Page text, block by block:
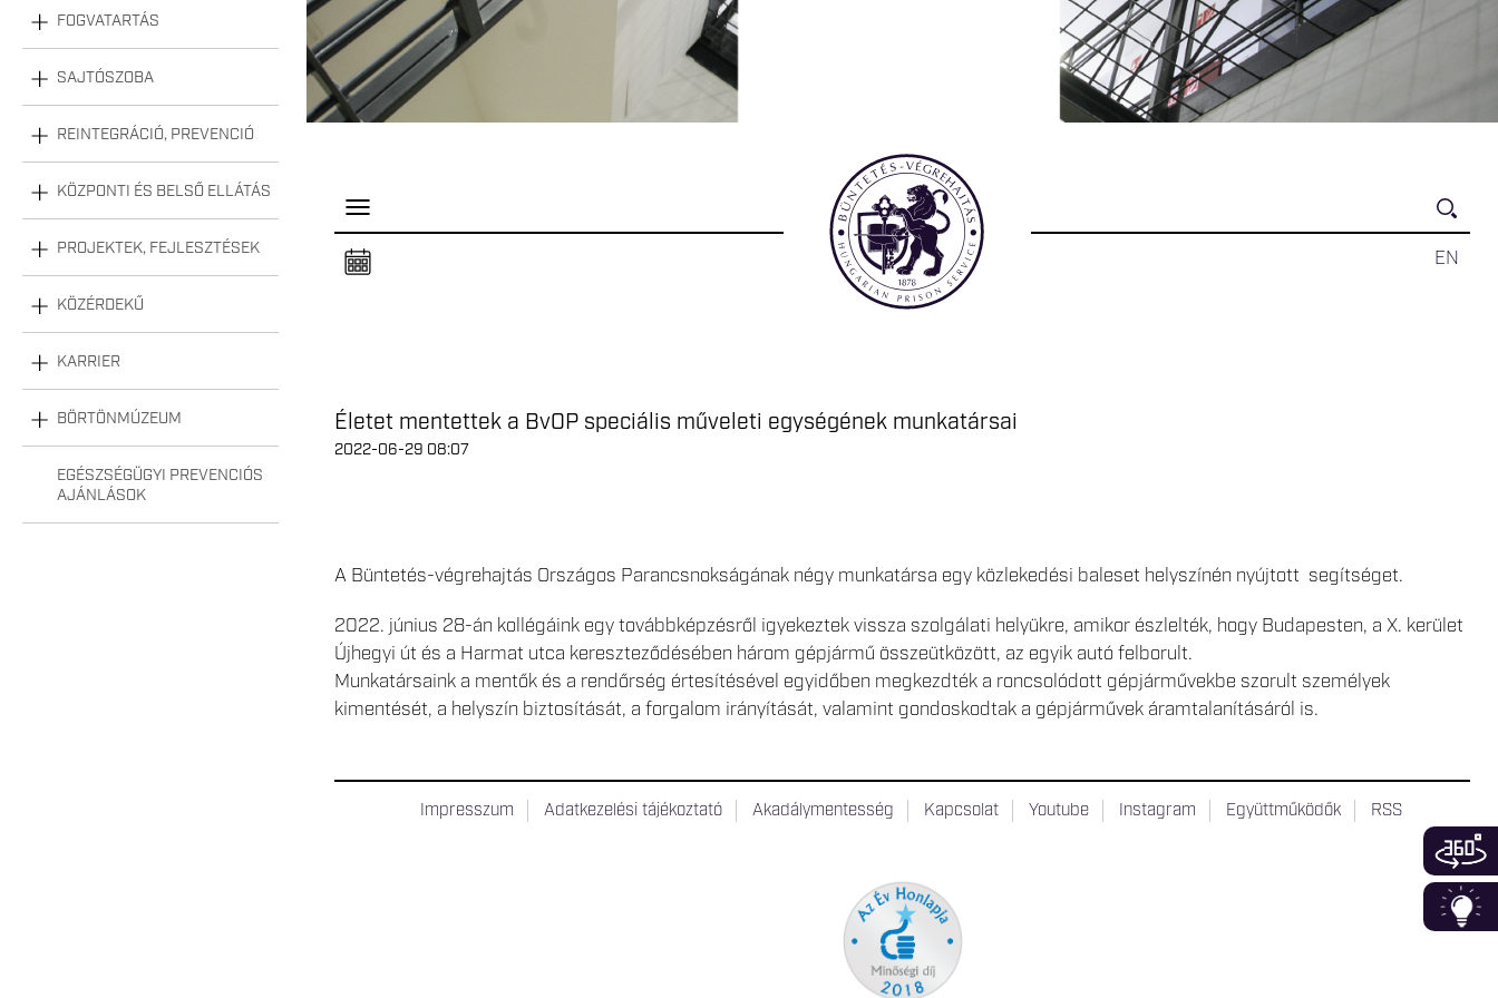
FOGVATARTÁS
SAJTÓSZOBA
REINTEGRÁCIÓ, PREVENCIÓ
KÖZPONTI ÉS BELSŐ ELLÁTÁS
PROJEKTEK, FEJLESZTÉSEK
KÖZÉRDEKŰ
KARRIER
BÖRTÖNMÚZEUM
EGÉSZSÉGÜGYI PREVENCIÓS
AJÁNLÁSOK
EN
P
e
l
Életet mentettek a BvOP speciális műveleti egységének munkatársai
2022-06-29 08:07
A Büntetés-végrehajtás Országos Parancsnokságának négy munkatársa egy közlekedési baleset helyszínén nyújtott segítséget.
2022. június 28-án kollégáink egy továbbképzésről igyekeztek vissza szolgálati helyükre, amikor észlelték, hogy Budapesten, a X. kerület
Újhegyi út és a Harmat utca kereszteződésében három gépjármű összeütközött, az egyik autó felborult.
Munkatársaink a mentők és a rendőrség értesítésével egyidőben megkezdték a roncsolódott gépjárművekbe szorult személyek
kimentését, a helyszín biztosítását, a forgalom irányítását, valamint gondoskodtak a gépjárművek áramtalanításáról is.
Impresszum Adatkezelési tájékoztató Akadálymentesség Kapcsolat Youtube Instagram Együttműködők RSS